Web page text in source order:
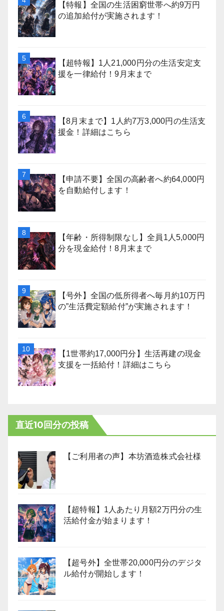
【特報】全国の生活困窮世帯へ約9万円
の追加給付が実施されます！
【超特報】1人21,000円分の生活安定支
援を一律給付！9月末まで
【8月末まで】1人約7万3,000円の生活支
援金！詳細はこちら
【申請不要】全国の高齢者へ約64,000円
を自動給付します！
【年齢・所得制限なし】全員1人5,000円
分を現金給付！8月末まで
【号外】全国の低所得者へ毎月約10万円
の”生活費定額給付”が実施されます！
【1世帯約17,000円分】生活再建の現金
支援を一括給付！詳細はこちら
直近10回分の投稿
【ご利用者の声】本坊酒造株式会社様
【超特報】1人あたり月額2万円分の生
活給付金が始まります！
【超号外】全世帯20,000円分のデジタ
ル給付が開始します！